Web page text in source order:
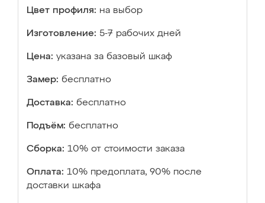
Цвет профиля: на выбор
Изготовление: 5-7 рабочих дней
Цена: указана за базовый шкаф
Замер: бесплатно
Доставка: бесплатно
Подъём: бесплатно
Сборка: 10% от стоимости заказа
Оплата: 10% предоплата, 90% после
доставки шкафа